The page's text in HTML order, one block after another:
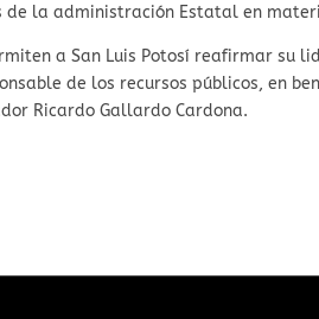
de la administración Estatal en
a San Luis Potosí reafirmar su
de los recursos públicos, en
Ricardo Gallardo Cardona.